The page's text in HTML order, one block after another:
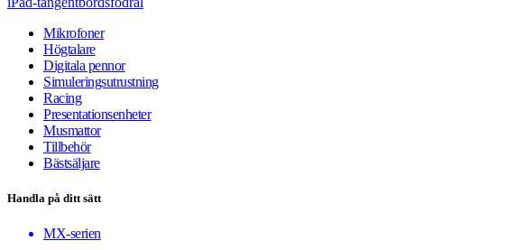
Mikrofoner
Högtalare
Digitala pennor
Simuleringsutrustning
Racing
Presentationsenheter
Musmattor
Tillbehör
Bästsäljare
Handla på ditt sätt
MX-serien